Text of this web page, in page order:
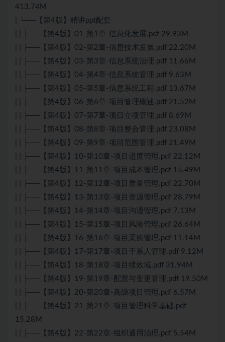
413.74M
| └──【第4版】精讲ppt配套
| | ├──【第4版】01-第1章-信息化发展.pdf 29.93M
| | ├──【第4版】02-第2章-信息技术发展.pdf 22.20M
| | ├──【第4版】03-第3章-信息系统治理.pdf 11.66M
| | ├──【第4版】04-第4章-信息系统管理.pdf 9.63M
| | ├──【第4版】05-第5章-信息系统工程.pdf 13.67M
| | ├──【第4版】06-第6章-项目管理概述.pdf 21.52M
| | ├──【第4版】07-第7章-项目立项管理.pdf 8.69M
| | ├──【第4版】08-第8章-项目整合管理.pdf 23.08M
| | ├──【第4版】09-第9章-项目范围管理.pdf 21.49M
| | ├──【第4版】10-第10章-项目进度管理.pdf 22.12M
| | ├──【第4版】11-第11章-项目成本管理.pdf 15.49M
| | ├──【第4版】12-第12章-项目质量管理.pdf 22.70M
| | ├──【第4版】13-第13章-项目资源管理.pdf 28.79M
| | ├──【第4版】14-第14章-项目沟通管理.pdf 7.13M
| | ├──【第4版】15-第15章-项目风险管理.pdf 26.64M
| | ├──【第4版】16-第16章-项目采购管理.pdf 11.14M
| | ├──【第4版】17-第17章-项目干系人管理.pdf 9.12M
| | ├──【第4版】18-第18章-项目绩效域.pdf 31.94M
| | ├──【第4版】19-第19章-配置与变更管理.pdf 19.50M
| | ├──【第4版】20-第20章-高级项目管理.pdf 6.57M
| | ├──【第4版】21-第21章-项目管理科学基础.pdf
15.28M
| | ├──【第4版】22-第22章-组织通用治理.pdf 5.54M